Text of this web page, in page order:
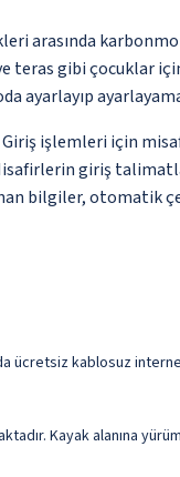
arasında
teras gibi çocuklar
ayarlayıp
Giriş işlemleri için
giriş
bilgiler, otomatik
ücretsiz kablosuz
Kayak alanına